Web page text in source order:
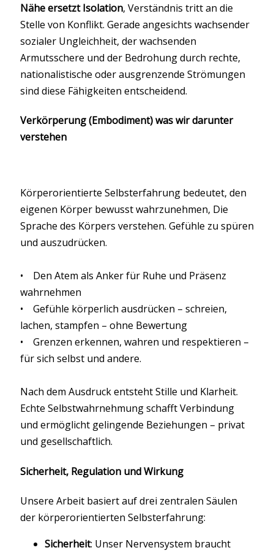
Nähe ersetzt Isolation, Verständnis tritt an die
Stelle von Konflikt. Gerade angesichts wachsender
sozialer Ungleichheit, der wachsenden
Armutsschere und der Bedrohung durch rechte,
nationalistische oder ausgrenzende Strömungen
sind diese Fähigkeiten entscheidend.
Verkörperung (Embodiment) was wir darunter
verstehen
Körperorientierte Selbsterfahrung bedeutet, den
eigenen Körper bewusst wahrzunehmen, Die
Sprache des Körpers verstehen. Gefühle zu spüren
und auszudrücken.
• Den Atem als Anker für Ruhe und Präsenz
wahrnehmen
• Gefühle körperlich ausdrücken – schreien,
lachen, stampfen – ohne Bewertung
• Grenzen erkennen, wahren und respektieren –
für sich selbst und andere.
Nach dem Ausdruck entsteht Stille und Klarheit.
Echte Selbstwahrnehmung schafft Verbindung
und ermöglicht gelingende Beziehungen – privat
und gesellschaftlich.
Sicherheit, Regulation und Wirkung
Unsere Arbeit basiert auf drei zentralen Säulen
der körperorientierten Selbsterfahrung:
Sicherheit: Unser Nervensystem braucht